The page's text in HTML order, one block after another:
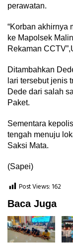
perawatan.
“Korban akhirnya
ke Mapolsek
Rekaman
Ditambahkan
lari tersebut jenis
Dede dari salah
Paket.
Sementara
tengah menuju
Saksi Mata.
(Sapei)
Post Views: 162
Baca Juga